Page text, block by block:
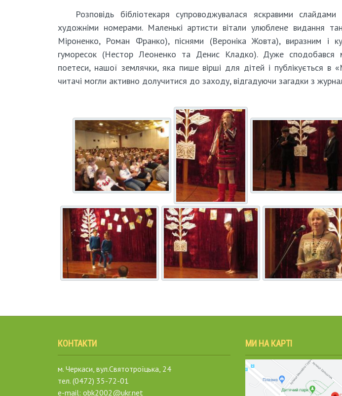
Розповідь бібліотекаря супроводжувалася яскравими
художніми номерами. Маленькі артисти вітали улюблене видання
Міроненко, Роман Франко), піснями (Вероніка Жовта), виразним і
гуморесок (Нестор Леоненко та Денис Кладко). Дуже сподобався
поетеси, нашої землячки, яка пише вірші для дітей і публікується в
читачі могли активно долучитися до заходу, відгадуючи загадки з
КОНТАКТИ
м. Черкаси, вул.Святотроїцька, 24
тел. (0472) 35-72-01
e-mail: obk2002@ukr.net
МИ НА КАРТІ